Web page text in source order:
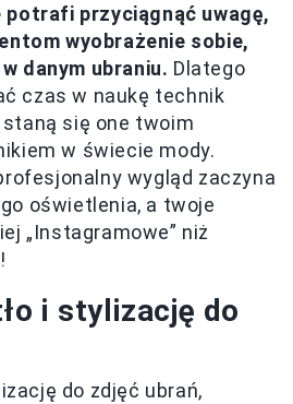
przyciągnąć uwagę,
wyobrażenie sobie,
danym ubraniu. Dlatego
czas w naukę technik
się one twoim
w świecie mody.
wygląd zaczyna
oświetlenia, a twoje
„Instagramowe” niż
i stylizację do
do zdjęć ubrań,